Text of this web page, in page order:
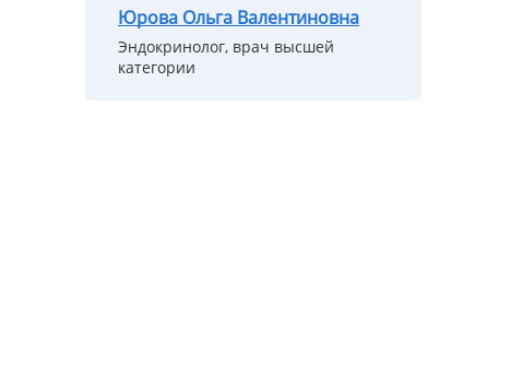
Юрова Ольга Валентиновна
Эндокринолог, врач высшей
категории